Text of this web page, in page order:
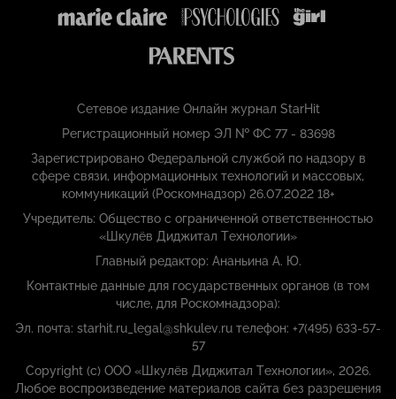
Сетевое издание Онлайн журнал StarHit
Регистрационный номер ЭЛ № ФС 77 - 83698
Зарегистрировано Федеральной службой по надзору в
сфере связи, информационных технологий и массовых,
коммуникаций (Роскомнадзор) 26.07.2022 18+
Учредитель: Общество с ограниченной ответственностью
«Шкулёв Диджитал Технологии»
Главный редактор: Ананьина А. Ю.
Контактные данные для государственных органов (в том
числе, для Роскомнадзора):
Эл. почта: starhit.ru_legal@shkulev.ru телефон: +7(495) 633-57-
57
Copyright (с) ООО «Шкулёв Диджитал Технологии», 2026.
Любое воспроизведение материалов сайта без разрешения